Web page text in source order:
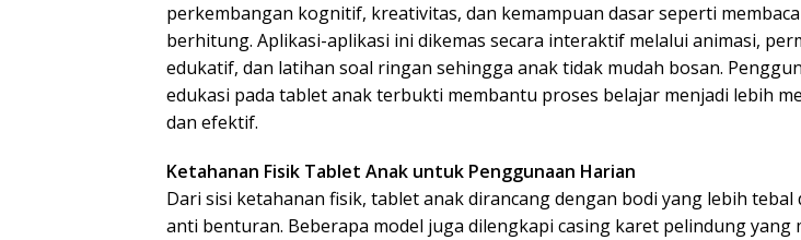
perkembangan kognitif, kreativitas, dan kemampuan dasar seperti
berhitung. Aplikasi-aplikasi ini dikemas secara interaktif melalui animasi,
edukatif, dan latihan soal ringan sehingga anak tidak mudah bosan.
edukasi pada tablet anak terbukti membantu proses belajar menjadi lebih
dan efektif.
Ketahanan Fisik Tablet Anak untuk Penggunaan Harian
Dari sisi ketahanan fisik, tablet anak dirancang dengan bodi yang lebih tebal
anti benturan. Beberapa model juga dilengkapi casing karet pelindung yang